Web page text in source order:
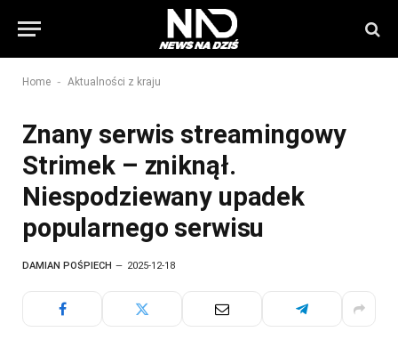
Home - Aktualności z kraju
Znany serwis streamingowy
Strimek – zniknął.
Niespodziewany upadek
popularnego serwisu
DAMIAN POŚPIECH 2025-12-18